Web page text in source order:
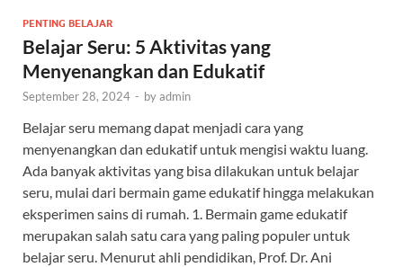
PENTING BELAJAR
Belajar Seru: 5 Aktivitas yang
Menyenangkan dan Edukatif
September 28, 2024 - byadmin
Belajar seru memang dapat menjadi cara yang
menyenangkan dan edukatif untuk mengisi waktu luang.
Ada banyak aktivitas yang bisa dilakukan untuk belajar
seru, mulai dari bermain game edukatif hingga melakukan
eksperimen sains di rumah. 1. Bermain game edukatif
merupakan salah satu cara yang paling populer untuk
belajar seru. Menurut ahli pendidikan, Prof. Dr. Ani